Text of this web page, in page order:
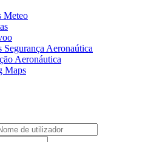
Meteo
Segurança Aeronaútica
Aeronáutica
Maps